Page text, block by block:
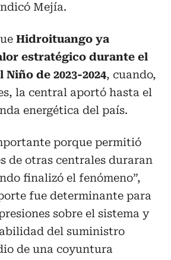
Mejía.
Hidroituango ya
estratégico durante el
de 2023-2024, cuando,
la central aportó hasta el
energética del país.
porque permitió
de otras centrales duraran
finalizó el fenómeno”,
fue determinante para
sobre el sistema y
del suministro
de una coyuntura